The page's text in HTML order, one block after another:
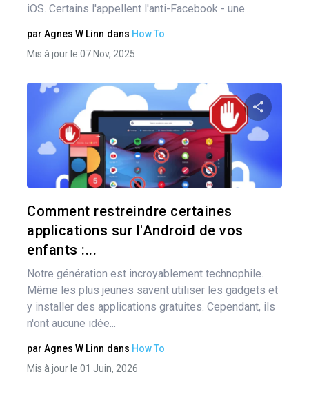
iOS. Certains l'appellent l'anti-Facebook - une...
par Agnes W Linn dans How To
Mis à jour le 07 Nov, 2025
Comment restreindre certaines
applications sur l'Android de vos
enfants :...
Notre génération est incroyablement technophile.
Même les plus jeunes savent utiliser les gadgets et
y installer des applications gratuites. Cependant, ils
n'ont aucune idée...
par Agnes W Linn dans How To
Mis à jour le 01 Juin, 2026